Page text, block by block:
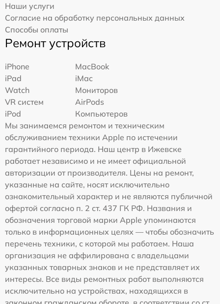
Наши услуги
Согласие на обработку персональных данных
Способы оплаты
Ремонт устройств
iPhone
MacBook
iPad
iMac
Watch
Мониторов
VR систем
AirPods
iPod
Компьютеров
Мы занимаемся ремонтом и техническим
обслуживанием техники Apple по истечении
гарантийного периода. Наш центр в Ижевске
работает независимо и не имеет официальной
авторизации от производителя. Цены на ремонт,
указанные на сайте, носят исключительно
ознакомительный характер и не являются публичной
офертой согласно п. 2 ст. 437 ГК РФ. Названия и
обозначения торговой марки Apple упоминаются
только в информационных целях — чтобы обозначить
перечень техники, с которой мы работаем. Наша
организация не аффилирована с владельцами
указанных товарных знаков и не представляет их
интересы. Все виды ремонтных работ выполняются
исключительно на устройствах, находящихся в